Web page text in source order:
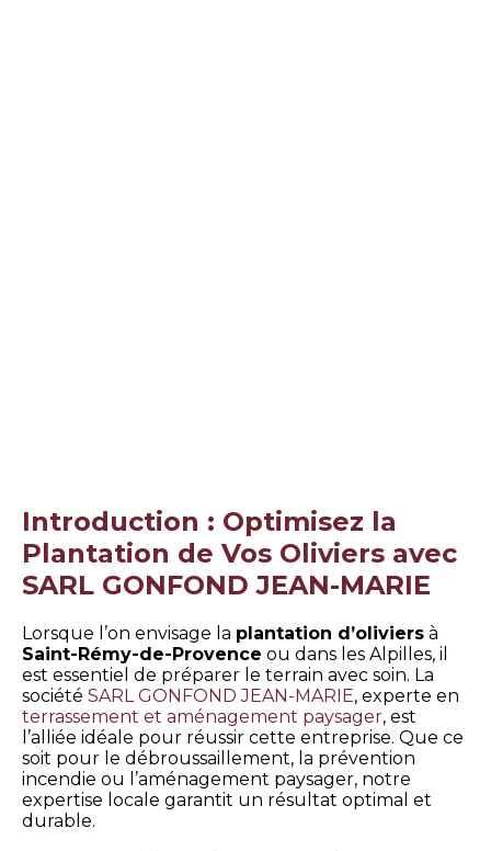
Introduction : Optimisez la
Plantation de Vos Oliviers avec
SARL GONFOND JEAN-MARIE
Lorsque l’on envisage la plantation d’oliviers à
Saint-Rémy-de-Provence ou dans les Alpilles, il
est essentiel de préparer le terrain avec soin. La
société SARL GONFOND JEAN-MARIE, experte en
terrassement et aménagement paysager, est
l’alliée idéale pour réussir cette entreprise. Que ce
soit pour le débroussaillement, la prévention
incendie ou l’aménagement paysager, notre
expertise locale garantit un résultat optimal et
durable.